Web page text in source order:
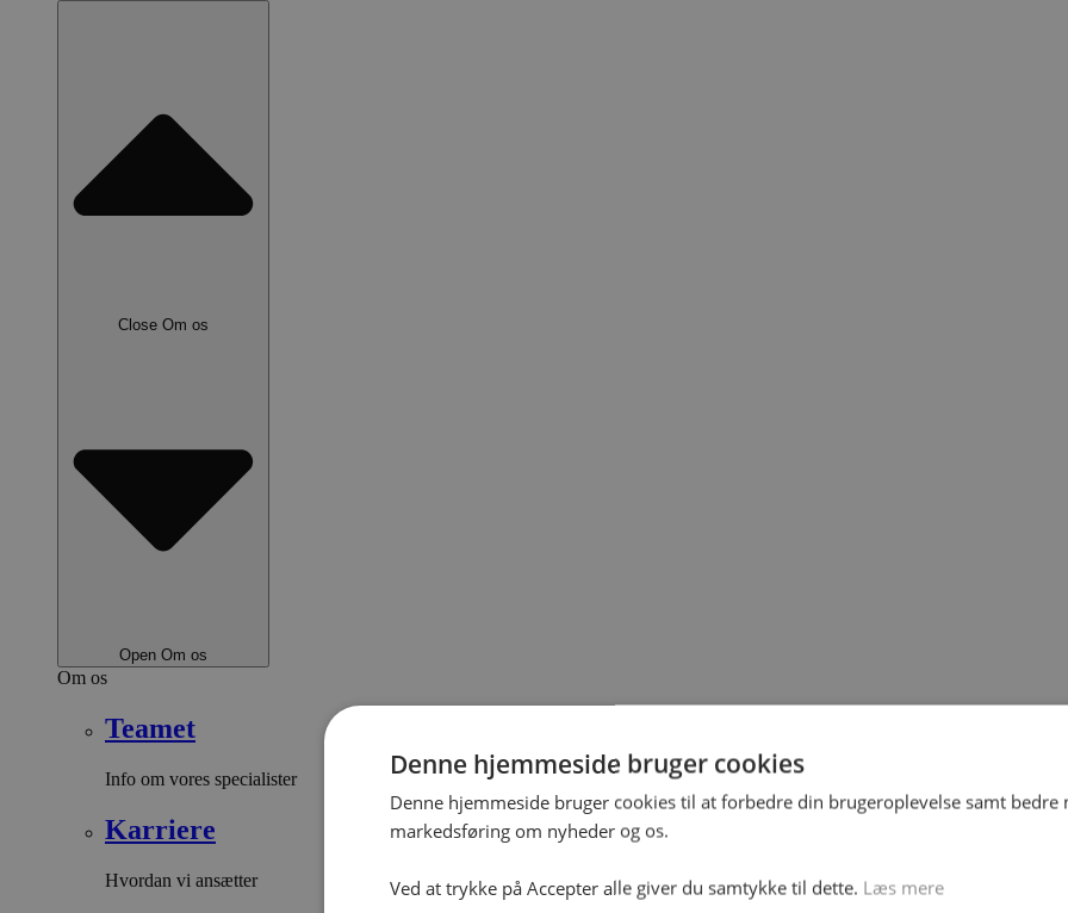
Close Om os
Open Om os
Om os
Teamet
Info om vores specialister
Karriere
Hvordan vi ansætter
Denne hjemmeside bruger cookies
Denne hjemmeside bruger cookies til at forbedre din brugeroplevelse samt bedre
markedsføring om nyheder og os.
Ved at trykke på Accepter alle giver du samtykke til dette. Læs mere